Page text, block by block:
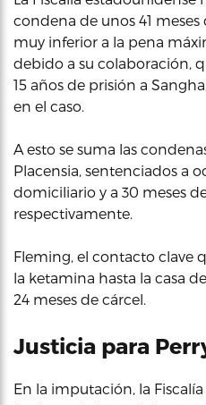
condena de unos 41
muy inferior a la pena
debido a su colaboración,
15 años de prisión a
en el caso.
A esto se suma las
Placensia, sentenciados a
domiciliario y a 30 meses
respectivamente.
Fleming, el contacto clave
la ketamina hasta la casa
24 meses de cárcel.
Justicia para
En la imputación, la